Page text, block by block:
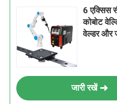
6 एक्सिस
कोबोट
वेल्डर और
जारी रखें